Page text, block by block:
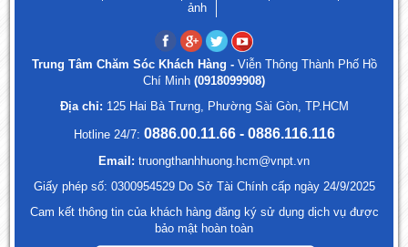
ảnh
Trung Tâm Chăm Sóc Khách Hàng - Viễn Thông Thành Phố Hồ
Chí Minh (0918099908)
Địa chỉ: 125 Hai Bà Trưng, Phường Sài Gòn, TP.HCM
Hotline 24/7: 0886.00.11.66 - 0886.116.116
Email: truongthanhhuong.hcm@vnpt.vn
Giấy phép số: 0300954529 Do Sở Tài Chính cấp ngày 24/9/2025
Cam kết thông tin của khách hàng đăng ký sử dụng dịch vụ được
bảo mật hoàn toàn